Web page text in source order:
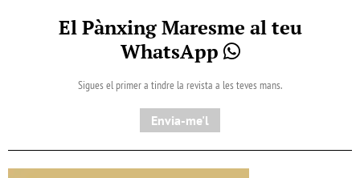
El Pànxing Maresme al teu
WhatsApp
Sigues el primer a tindre la revista a les teves mans.
Envia-me'l